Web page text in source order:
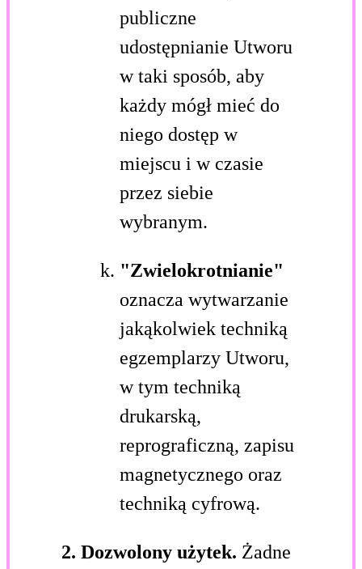
publiczne
udostępnianie Utworu
w taki sposób, aby
każdy mógł mieć do
niego dostęp w
miejscu i w czasie
przez siebie
wybranym.
"Zwielokrotnianie"
oznacza wytwarzanie
jakąkolwiek techniką
egzemplarzy Utworu,
w tym techniką
drukarską,
reprograficzną, zapisu
magnetycznego oraz
techniką cyfrową.
2. Dozwolony użytek. Żadne